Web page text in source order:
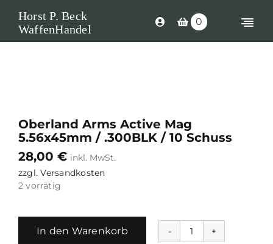
content
Horst P. Beck
WaffenHandel
Munition
Waffen Ersatzteile
0
Oberland Arms Active Mag
5.56x45mm / .300BLK / 10 Schuss
28,00 €
zzgl.Versandkosten
2 vorrätig
Oberland
In den Warenkorb